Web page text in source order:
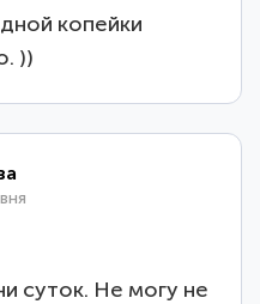
копейки
))
суток. Не могу не